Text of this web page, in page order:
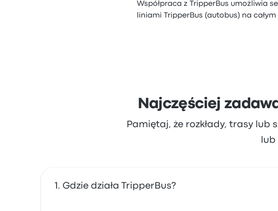
Współpraca z TripperBus umożliwia
liniami TripperBus (autobus) na całym
Najczęściej
Pamiętaj, że rozkłady, trasy lub
Gdzie działa TripperBus?